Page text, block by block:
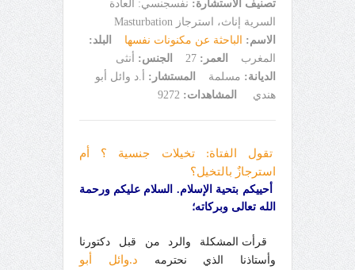
تصنيف الاستشارة: نفسجنسي: العادة
السرية إناث، استرجاز Masturbation
الاسم:
الباحثة عن مكنونات نفسها
البلد:
المغرب
العمر: 27 الجنس:
أنثى
الديانة: مسلمة المستشار:
أ.د وائل أبو
هندي
المشاهدات: 9272
تقول الفتاة: تخيلات جنسية ؟ أم
استرجازٌ بالتخيل؟
أحييكم بتحية الإسلام. السلام عليكم ورحمة
الله تعالى وبركاته؛
قرأت المشكلة والرد من قبل دكتورنا
وأستاذنا
الذي نحترمه
د.وائل أبو